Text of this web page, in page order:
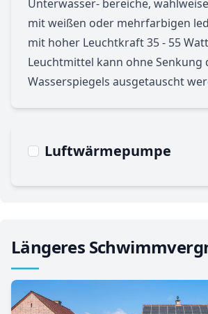
Unterwasser- bereiche,
mit weißen oder mehrfarbigen
mit hoher Leuchtkraft 35 - 55 Watt
Leuchtmittel kann ohne Senkung
Wasserspiegels ausgetauscht
Luftwärmepumpe
Längeres